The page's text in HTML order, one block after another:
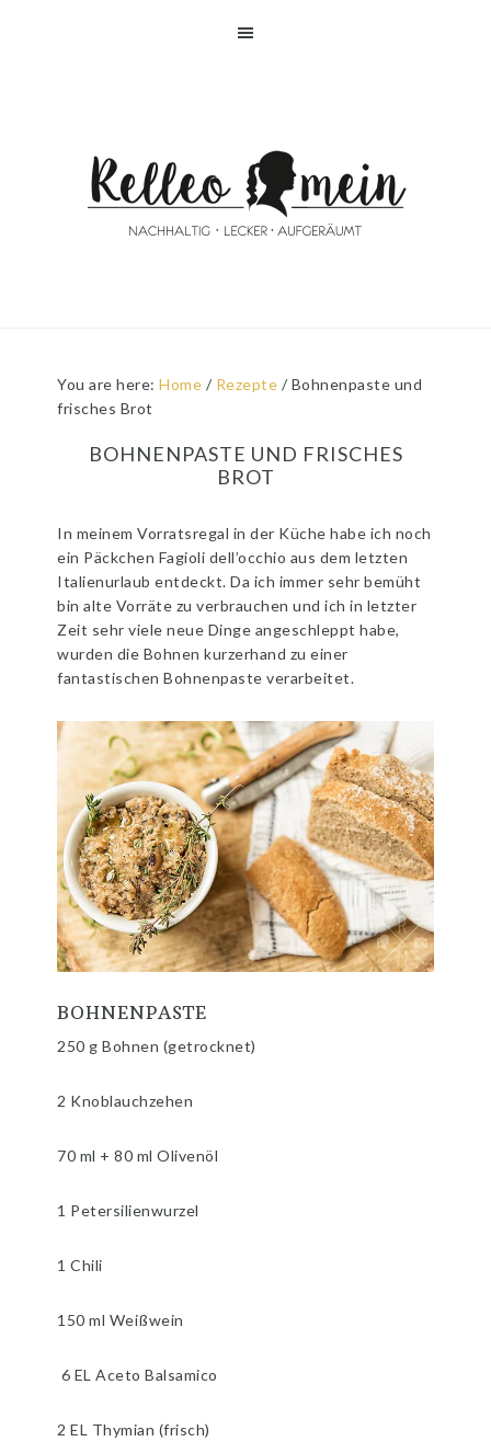
You are here:Home / Rezepte / Bohnenpaste und
frisches Brot
BOHNENPASTE UND FRISCHES
BROT
In meinem Vorratsregal in der Küche habe ich noch
ein Päckchen Fagioli dell’occhio aus dem letzten
Italienurlaub entdeckt. Da ich immer sehr bemüht
bin alte Vorräte zu verbrauchen und ich in letzter
Zeit sehr viele neue Dinge angeschleppt habe,
wurden die Bohnen kurzerhand zu einer
fantastischen Bohnenpaste verarbeitet.
BOHNENPASTE
250 g Bohnen (getrocknet)
2 Knoblauchzehen
70 ml + 80 ml Olivenöl
1 Petersilienwurzel
1 Chili
150 ml Weißwein
6 EL Aceto Balsamico
2 EL Thymian (frisch)